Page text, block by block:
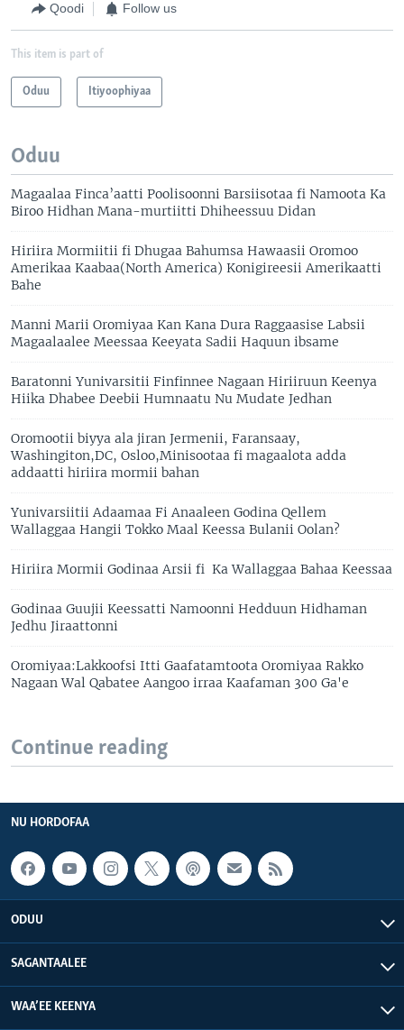
Qoodi Follow us
This item is part of
Oduu Itiyoophiyaa
Oduu
Magaalaa Finca’aatti Poolisoonni Barsiisotaa fi Namoota Ka
Biroo Hidhan Mana-murtiitti Dhiheessuu Didan
Hiriira Mormiitii fi Dhugaa Bahumsa Hawaasii Oromoo
Amerikaa Kaabaa(North America) Konigireesii Amerikaatti
Bahe
Manni Marii Oromiyaa Kan Kana Dura Raggaasise Labsii
Magaalaalee Meessaa Keeyata Sadii Haquun ibsame
Baratonni Yunivarsitii Finfinnee Nagaan Hiriiruun Keenya
Hiika Dhabee Deebii Humnaatu Nu Mudate Jedhan
Oromootii biyya ala jiran Jermenii, Faransaay,
Washingiton,DC, Osloo,Minisootaa fi magaalota adda
addaatti hiriira mormii bahan
Yunivarsiitii Adaamaa Fi Anaaleen Godina Qellem
Wallaggaa Hangii Tokko Maal Keessa Bulanii Oolan?
Hiriira Mormii Godinaa Arsii fi Ka Wallaggaa Bahaa Keessaa
Godinaa Guujii Keessatti Namoonni Hedduun Hidhaman
Jedhu Jiraattonni
Oromiyaa:Lakkoofsi Itti Gaafatamtoota Oromiyaa Rakko
Nagaan Wal Qabatee Aangoo irraa Kaafaman 300 Ga'e
Continue reading
NU HORDOFAA
ODUU
SAGANTAALEE
WAA’EE KEENYA